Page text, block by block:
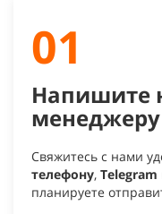
01
Напишите
менеджеру
Свяжитесь с нами
телефону, Telegram
планируете